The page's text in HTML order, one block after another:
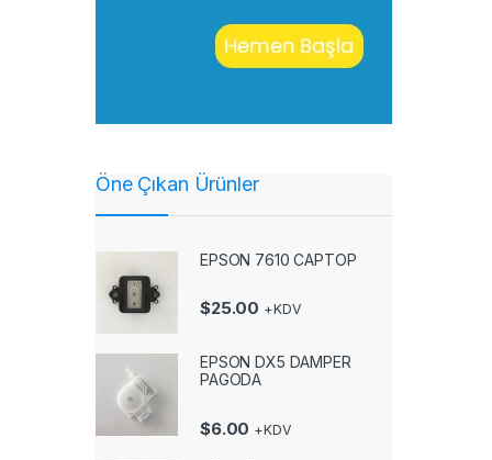
Öne Çıkan Ürünler
EPSON 7610 CAPTOP
$25.00 +KDV
EPSON DX5 DAMPER
PAGODA
$6.00 +KDV